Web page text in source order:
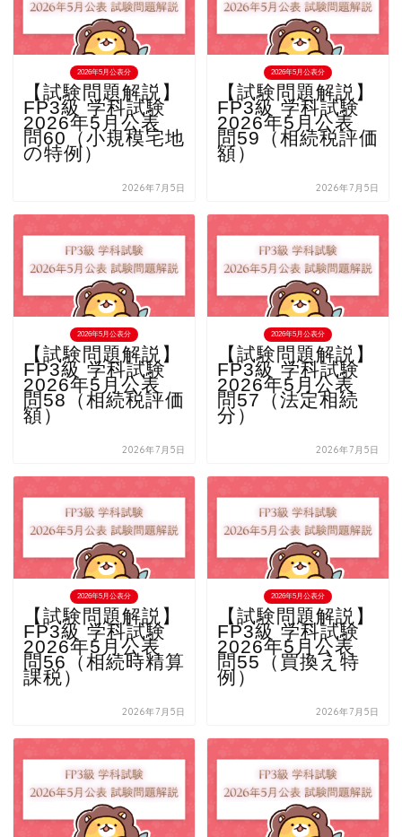
2026年5月公表分
【試験問題解説】
FP3級 学科試験
2026年5月公表
問60（小規模宅地
の特例）
2026年7月5日
2026年5月公表分
【試験問題解説】
FP3級 学科試験
2026年5月公表
問59（相続税評価
額）
2026年7月5日
2026年5月公表分
【試験問題解説】
FP3級 学科試験
2026年5月公表
問58（相続税評価
額）
2026年7月5日
2026年5月公表分
【試験問題解説】
FP3級 学科試験
2026年5月公表
問57（法定相続
分）
2026年7月5日
2026年5月公表分
【試験問題解説】
FP3級 学科試験
2026年5月公表
問56（相続時精算
課税）
2026年7月5日
2026年5月公表分
【試験問題解説】
FP3級 学科試験
2026年5月公表
問55（買換え特
例）
2026年7月5日